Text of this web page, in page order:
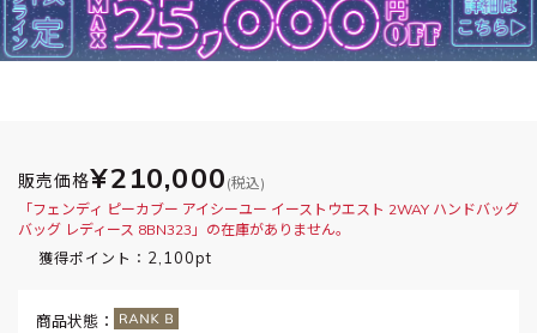
販売価格¥210,000 (税込)
「フェンディ ピーカブー アイシーユー イーストウエスト 2WAY ハンドバッグ
バッグ レディース 8BN323」の在庫がありません。
獲得ポイント： 2,100pt
商品状態：